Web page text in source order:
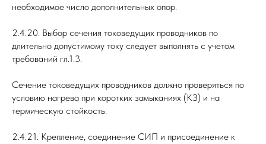
необходимое число дополнительных опор.
2.4.20. Выбор сечения токоведущих проводников по
длительно допустимому току следует выполнять с учетом
требований гл.1.3.
Сечение токоведущих проводников должно проверяться по
условию нагрева при коротких замыканиях (КЗ) и на
термическую стойкость.
2.4.21. Крепление, соединение СИП и присоединение к